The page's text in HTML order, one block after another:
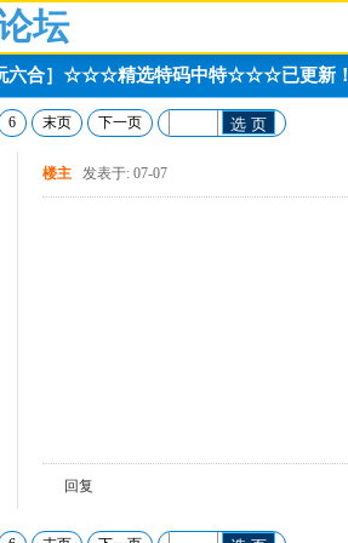
坛
六合］☆☆☆精选特码中特☆☆☆已更新！
6 末页 下一页 选 页
楼主 发表于: 07-07
回复